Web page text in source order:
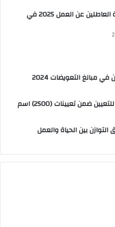
رابط استمارة العاطلين عن العمل 2025 في
التعويضات 2024
ضمن تعيينات (2500) اسم
بين الحياة والعمل